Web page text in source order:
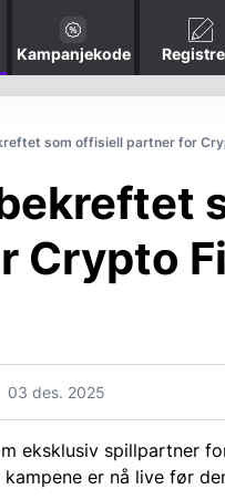
Kampanjekode
som offisiell partner for
Crypto
03 des. 2025
eksklusiv spillpartner
er nå live før